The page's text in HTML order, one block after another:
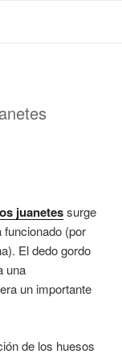
juanetessurge
funcionado (por
El dedo gordo
una
un importante
de los huesos